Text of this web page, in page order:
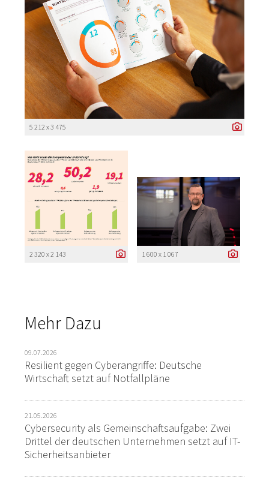
5 212 x 3 475
2 320 x 2 143 1 600 x 1 067
Mehr Dazu
09.07.2026
Resilient gegen Cyberangriffe: Deutsche
Wirtschaft setzt auf Notfallpläne
21.05.2026
Cybersecurity als Gemeinschaftsaufgabe: Zwei
Drittel der deutschen Unternehmen setzt auf IT-
Sicherheitsanbieter